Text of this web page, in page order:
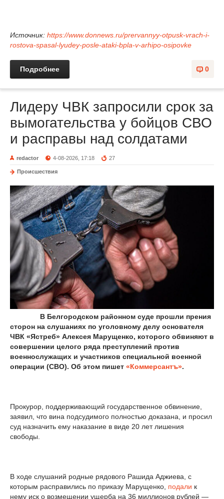
Источник: https://www.donnews.ru/prervannyy-otpusk-vrach-i-
rostova-spasal-lyudey-posle-ataki-bpla-v-arhipo-osipovke
0
Подробнее
Лидеру ЧВК запросили срок за
вымогательства у бойцов СВО
и расправы над солдатами
redactor 4-08-2026, 17:18 27
Происшествия
В Белгородском районном суде прошли прения
сторон на слушаниях по уголовному делу основателя
ЧВК «Ястреб» Алексея Марущенко, которого обвиняют в
совершении целого ряда преступлений против
военнослужащих и участников специальной военной
операции (СВО). Об этом пишет «Коммерсантъ».
Прокурор, поддерживающий государственное обвинение,
заявил, что вина подсудимого полностью доказана, и просил
суд назначить ему наказание в виде 20 лет лишения
свободы.
В ходе слушаний родные рядового Рашида Аджиева, с
которым расправились по приказу Марущенко, подали к
нему иск о возмещении ущерба на 36 миллионов рублей —